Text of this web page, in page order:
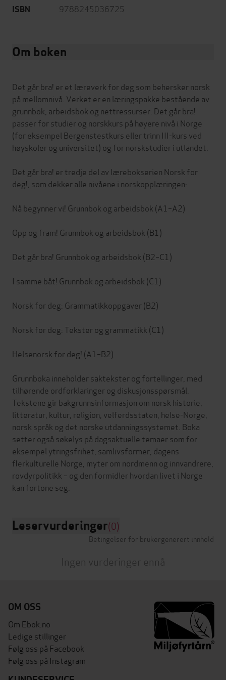
ISBN 9788245036725
Om boken
Det går bra! er et læreverk for deg som behersker norsk
på mellomnivå. Verket er en læringspakke bestående av
grunnbok, arbeidsbok og nettressurser. Det går bra!
passer for studier og norskkurs på høyere nivå i Norge
(for eksempel Bergenstestkurs eller trinn III-kurs ved
høyskoler og universitet) og for norskstudier i utlandet.
Det går bra! er tredje del av lærebokserien Norsk for
deg!, som dekker alle nivåene i norskopplæringen:
Nå begynner vi! Grunnbok og arbeidsbok (A1–A2)
Opp og fram! Grunnbok og arbeidsbok (B1)
Det går bra! Grunnbok og arbeidsbok (B2–C1)
I samme båt! Grunnbok og arbeidsbok (C1)
Norsk for deg: Grammatikkoppgaver (B2)
Norsk for deg: Tekster og grammatikk (C1)
Helsenorsk for deg! (A1–B2)
Grunnboka inneholder saktekster og fortellinger, med
tilhørende ordforklaringer og diskusjonsspørsmål.
Tekstene gir bakgrunnsinformasjon om norsk historie,
litteratur, kultur, religion, velferdsstaten, helse-Norge,
norsk språk og det norske utdanningssystemet. Boka
setter også søkelys på dagsaktuelle temaer som for
eksempel ytringsfrihet, samlivsformer, dagens
flerkulturelle Norge, myter om nordmenn og innvandrere,
rovdyrpolitikk – og den formidler hvordan livet i Norge
Leservurderinger(0)
Betingelser for brukergenerert innhold
Ingen vurderinger ennå
OM OSS
Om Ebok.no
Ledige stillinger
Følg oss på Facebook
Følg oss på Instagram